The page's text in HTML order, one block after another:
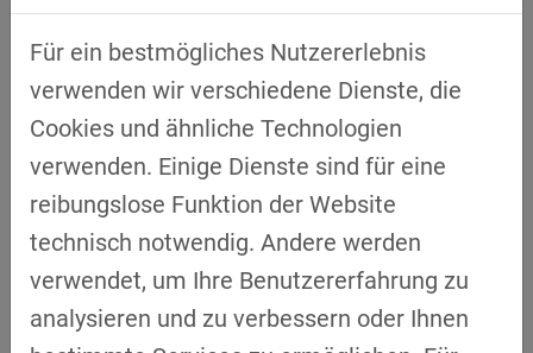
Das erwartet Sie:
Erfolgsfaktoren für Innovation – soziale
und organisationale Dynamiken verstehen
und gezielt nutzen
Praxisnahe Methoden –
Innovationsprozesse systematisch
gestalten und im Team verankern
Für ein bestmögliches Nutzererlebnis
verwenden wir verschiedene Dienste, die
Cookies und ähnliche Technologien
verwenden. Einige Dienste sind für eine
reibungslose Funktion der Website
technisch notwendig. Andere werden
verwendet, um Ihre Benutzererfahrung zu
analysieren und zu verbessern oder Ihnen